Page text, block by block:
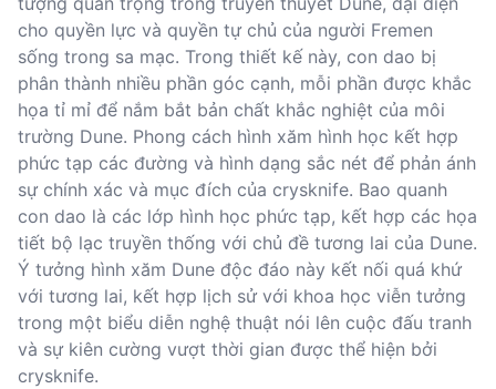
cho quyền lực và quyền tự chủ của người Fremen
sống trong sa mạc. Trong thiết kế này, con dao bị
phân thành nhiều phần góc cạnh, mỗi phần được khắc
họa tỉ mỉ để nắm bắt bản chất khắc nghiệt của môi
trường Dune. Phong cách hình xăm hình học kết hợp
phức tạp các đường và hình dạng sắc nét để phản ánh
sự chính xác và mục đích của crysknife. Bao quanh
con dao là các lớp hình học phức tạp, kết hợp các họa
tiết bộ lạc truyền thống với chủ đề tương lai của Dune.
Ý tưởng hình xăm Dune độc đáo này kết nối quá khứ
với tương lai, kết hợp lịch sử với khoa học viễn tưởng
trong một biểu diễn nghệ thuật nói lên cuộc đấu tranh
và sự kiên cường vượt thời gian được thể hiện bởi
crysknife.